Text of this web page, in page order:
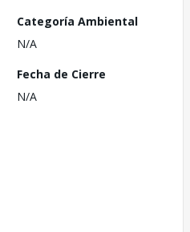
Categoría Ambiental
N/A
Fecha de Cierre
N/A